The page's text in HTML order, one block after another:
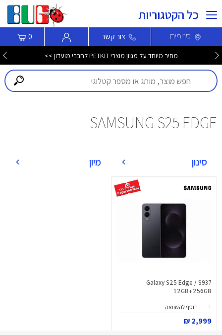
כל הקטגוריות
סניפים צור קשר 0
מחיר מיוחד על מגוון מוצרי PETKIT לחברי מועדון >>
SAMSUNG S25 EDGE
סינון מיון
Galaxy S25 Edge / S937
12GB+256GB
הוסף להשוואה
2,999 ₪